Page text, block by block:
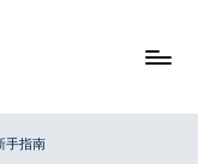
指南